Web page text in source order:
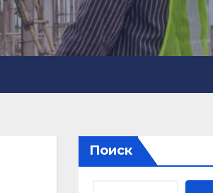
Поиск